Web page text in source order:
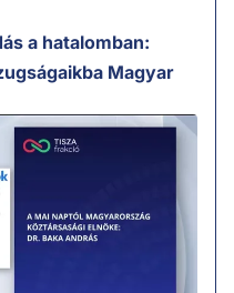
a hatalomban:
Magyar